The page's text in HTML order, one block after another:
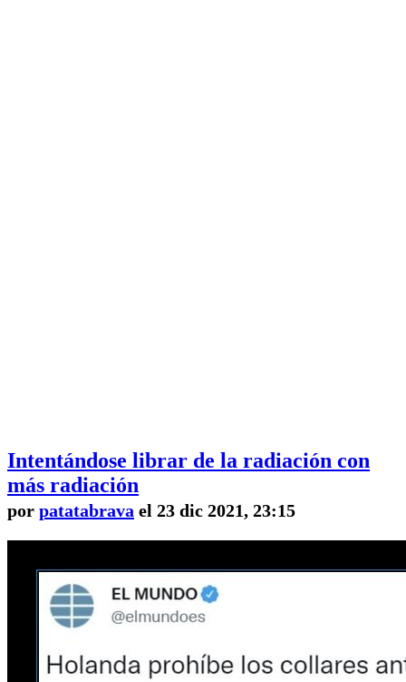
Intentándose librar de la radiación con
más radiación
por patatabrava el 23 dic 2021, 23:15